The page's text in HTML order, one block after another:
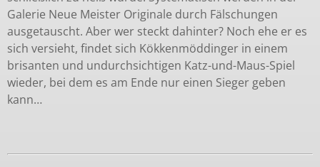
Galerie Neue Meister Originale durch Fälschungen
ausgetauscht. Aber wer steckt dahinter? Noch ehe er es
sich versieht, findet sich Kökkenmöddinger in einem
brisanten und undurchsichtigen Katz-und-Maus-Spiel
wieder, bei dem es am Ende nur einen Sieger geben
kann…